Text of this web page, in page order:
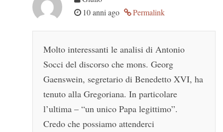
10 anni ago
Permalink
Molto interessanti le analisi di Antonio
Socci del discorso che mons. Georg
Gaenswein, segretario di Benedetto XVI, ha
tenuto alla Gregoriana. In particolare
l’ultima – “un unico Papa legittimo”.
Credo che possiamo attenderci